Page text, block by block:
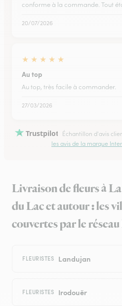
conforme à la commande. Tout
20/07/2026
★ ★ ★ ★ ★
Au top
Au top, très facile à commander.
27/03/2026
Trustpilot Échantillon d'avis
les avis de la marque
Livraison de fleurs à
du Lac et autour : les
couvertes par le
FLEURISTES Landujan
FLEURISTES Irodouër